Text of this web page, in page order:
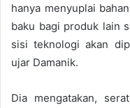
hanya menyuplai
baku bagi produk lain
sisi teknologi akan
ujar Damanik.
Dia mengatakan,